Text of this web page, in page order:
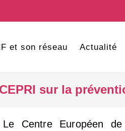
et son réseau Actualité
sur la
Le Centre Européen de